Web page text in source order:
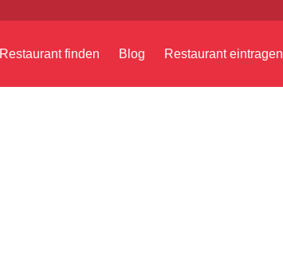
Restaurant finden Blog Restaurant eintragen